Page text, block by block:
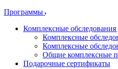
Программы
Комплексные
Комплексные
Комплексные
Общие комплексные
Подарочные сертификаты